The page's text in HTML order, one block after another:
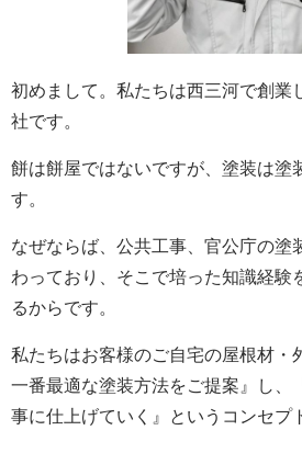
初めまして。私たちは西三河で創業
社です。
餅は餅屋ではないですが、塗装は塗
す。
なぜならば、公共工事、官公庁の塗
わっており、そこで培った知識経験
るからです。
私たちはお客様のご自宅の屋根材・
一番最適な塗装方法をご提案』し、
事に仕上げていく』というコンセプ